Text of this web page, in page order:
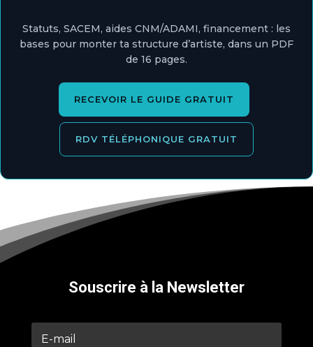
Statuts, SACEM, aides CNM/ADAMI, financement : les
bases pour monter ta structure d’artiste, dans un PDF
de 16 pages.
RECEVOIR LE GUIDE GRATUIT
RDV TÉLÉPHONIQUE GRATUIT
Souscrire à la Newsletter